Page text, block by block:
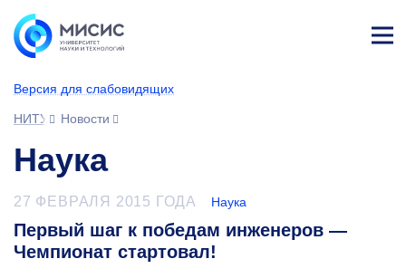
Версия для слабовидящих
НИТУ МИСИС
Новости
Наука
27 ФЕВРАЛЯ 2015 ГОДА Наука
Первый шаг к победам инженеров —
Чемпионат стартовал!